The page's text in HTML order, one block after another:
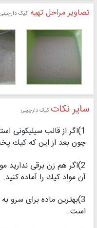
تصاویر مراحل تهیه کیک دارچینی
سایر نکات کیک دارچینی
1)اگر از قالب سیلیكونی
چون بعد از این كه كیك
2)اگر هم زن برقی ندارید
آن مواد كیك را آماده كنید.
3)بهترین ماده برای سرو
است.